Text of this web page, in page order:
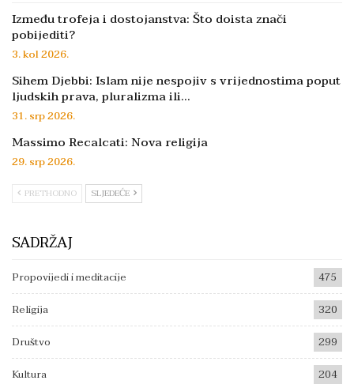
Između trofeja i dostojanstva: Što doista znači
pobijediti?
3. kol 2026.
Sihem Djebbi: Islam nije nespojiv s vrijednostima poput
ljudskih prava, pluralizma ili…
31. srp 2026.
Massimo Recalcati: Nova religija
29. srp 2026.
PRETHODNO SLJEDEĆE
SADRŽAJ
Propovijedi i meditacije
475
Religija
320
Društvo
299
Kultura
204